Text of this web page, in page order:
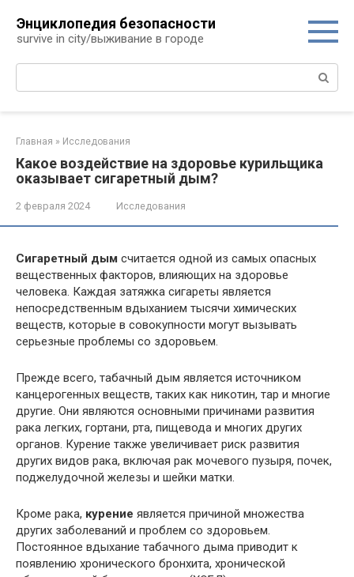
контенту
Энциклопедия безопасности
survive in city/выживание в городе
Поиск:
Главная » Исследования
Какое воздействие на здоровье курильщика
оказывает сигаретный дым?
2 февраля 2024 Исследования
Сигаретный дым считается одной из самых опасных
вещественных факторов, влияющих на здоровье
человека. Каждая затяжка сигареты является
непосредственным вдыханием тысячи химических
веществ, которые в совокупности могут вызывать
серьезные проблемы со здоровьем.
Прежде всего, табачный дым является источником
канцерогенных веществ, таких как никотин, тар и многие
другие. Они являются основными причинами развития
рака легких, гортани, рта, пищевода и многих других
органов. Курение также увеличивает риск развития
других видов рака, включая рак мочевого пузыря, почек,
поджелудочной железы и шейки матки.
Кроме рака, курение является причиной множества
других заболеваний и проблем со здоровьем.
Постоянное вдыхание табачного дыма приводит к
появлению хронического бронхита, хронической